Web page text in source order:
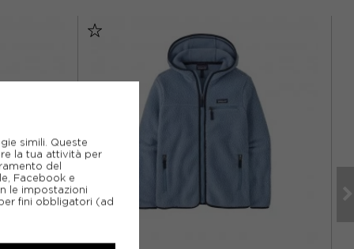
simili. Queste
la tua attività per
del
Facebook e
le impostazioni
fini obbligatori (ad